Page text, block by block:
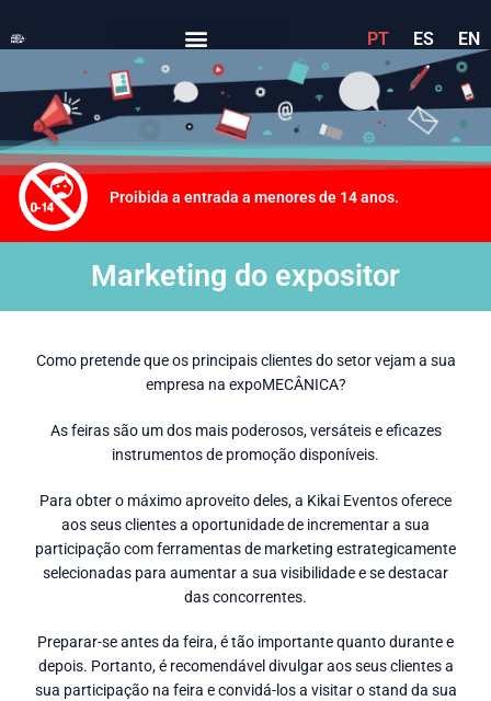
PT ES EN
Proibida a entrada a menores de 14 anos.
Marketing do expositor
Como pretende que os principais clientes do setor vejam a sua
empresa na expoMECÂNICA?
As feiras são um dos mais poderosos, versáteis e eficazes
instrumentos de promoção disponíveis.
Para obter o máximo aproveito deles, a Kikai Eventos oferece
aos seus clientes a oportunidade de incrementar a sua
participação com ferramentas de marketing estrategicamente
selecionadas para aumentar a sua visibilidade e se destacar
das concorrentes.
Preparar-se antes da feira, é tão importante quanto durante e
depois. Portanto, é recomendável divulgar aos seus clientes a
sua participação na feira e convidá-los a visitar o stand da sua